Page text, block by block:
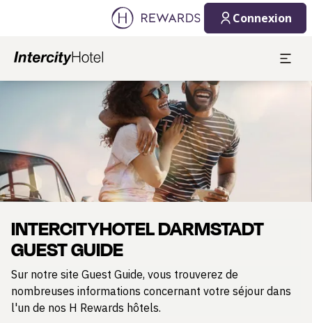
Connexion
Diapositive 1 de 1
INTERCITYHOTEL DARMSTADT
GUEST GUIDE
Sur notre site Guest Guide, vous trouverez de
nombreuses informations concernant votre séjour dans
l'un de nos H Rewards hôtels.
09/08/2026
1 Chambre(s) ⋅ 1 Adulte